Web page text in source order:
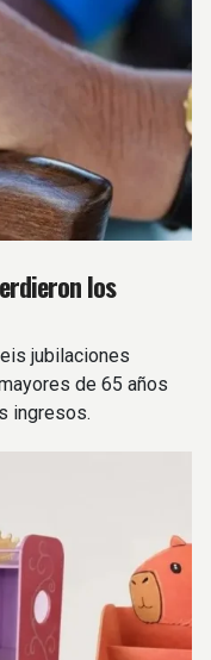
los
jubilaciones
de 65 años
ingresos.